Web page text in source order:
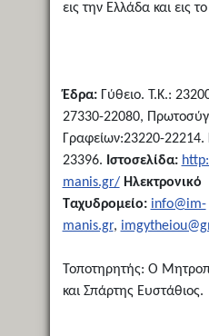
εις την Ελλάδα και εις
Έδρα:Γύθειο. Τ.Κ.:
27330-22080,
Γραφείων:23220-22214.
23396. Ιστοσελίδα:
manis.gr/ Ηλεκτρονικό
Ταχυδρομείο: info@im-
manis.gr,
Τοποτηρητής: Ο
και Σπάρτης Ευστάθιος.